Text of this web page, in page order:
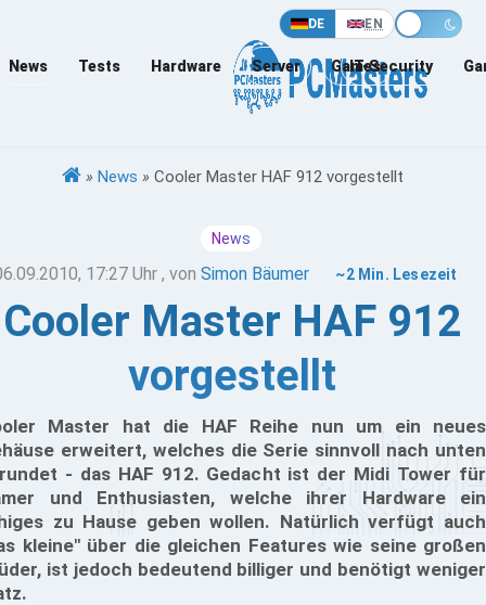
DE EN
News Tests Hardware Server Games
IT-Security
» News » Cooler Master HAF 912 vorgestellt
News
17:27 Uhr , vonSimon Bäumer ~2 Min. Lesezeit
Cooler Master HAF 912
vorgestellt
Master hat die HAF Reihe nun um ein neues
erweitert, welches die Serie sinnvoll nach unten
- das HAF 912. Gedacht ist der Midi Tower für
und Enthusiasten, welche ihrer Hardware ein
zu Hause geben wollen. Natürlich verfügt auch
kleine" über die gleichen Features wie seine großen
ist jedoch bedeutend billiger und benötigt weniger